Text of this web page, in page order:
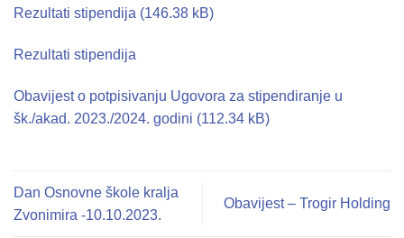
Rezultati stipendija
Rezultati stipendija
Obavijest o potpisivanju Ugovora za stipendiranje u
šk./akad. 2023./2024. godini
Dan Osnovne škole kralja
Zvonimira -10.10.2023.
Obavijest – Trogir Holding